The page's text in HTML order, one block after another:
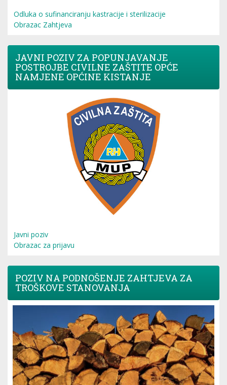
Odluka o sufinanciranju kastracije i sterilizacije
Obrazac Zahtjeva
JAVNI POZIV ZA POPUNJAVANJE
POSTROJBE CIVILNE ZAŠTITE OPĆE
NAMJENE OPĆINE KISTANJE
Javni poziv
Obrazac za prijavu
POZIV NA PODNOŠENJE ZAHTJEVA ZA
TROŠKOVE STANOVANJA